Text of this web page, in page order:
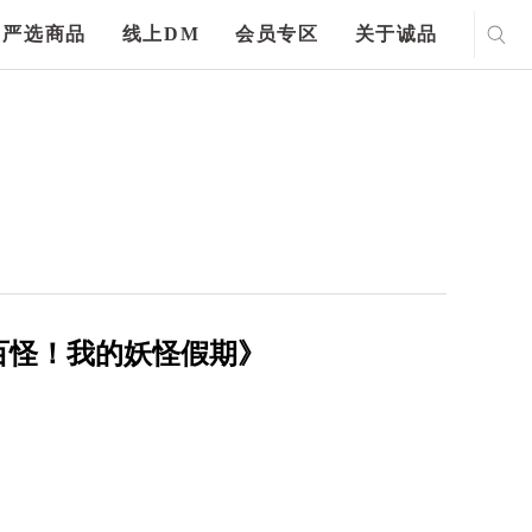
严选商品 线上DM 会员专区 关于诚品
！我的妖怪假期》